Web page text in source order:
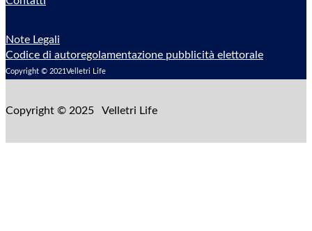
Note Legali
Codice di autoregolamentazione pubblicità elettorale
Copyright © 2021Velletri Life
Copyright © 2025 Velletri Life